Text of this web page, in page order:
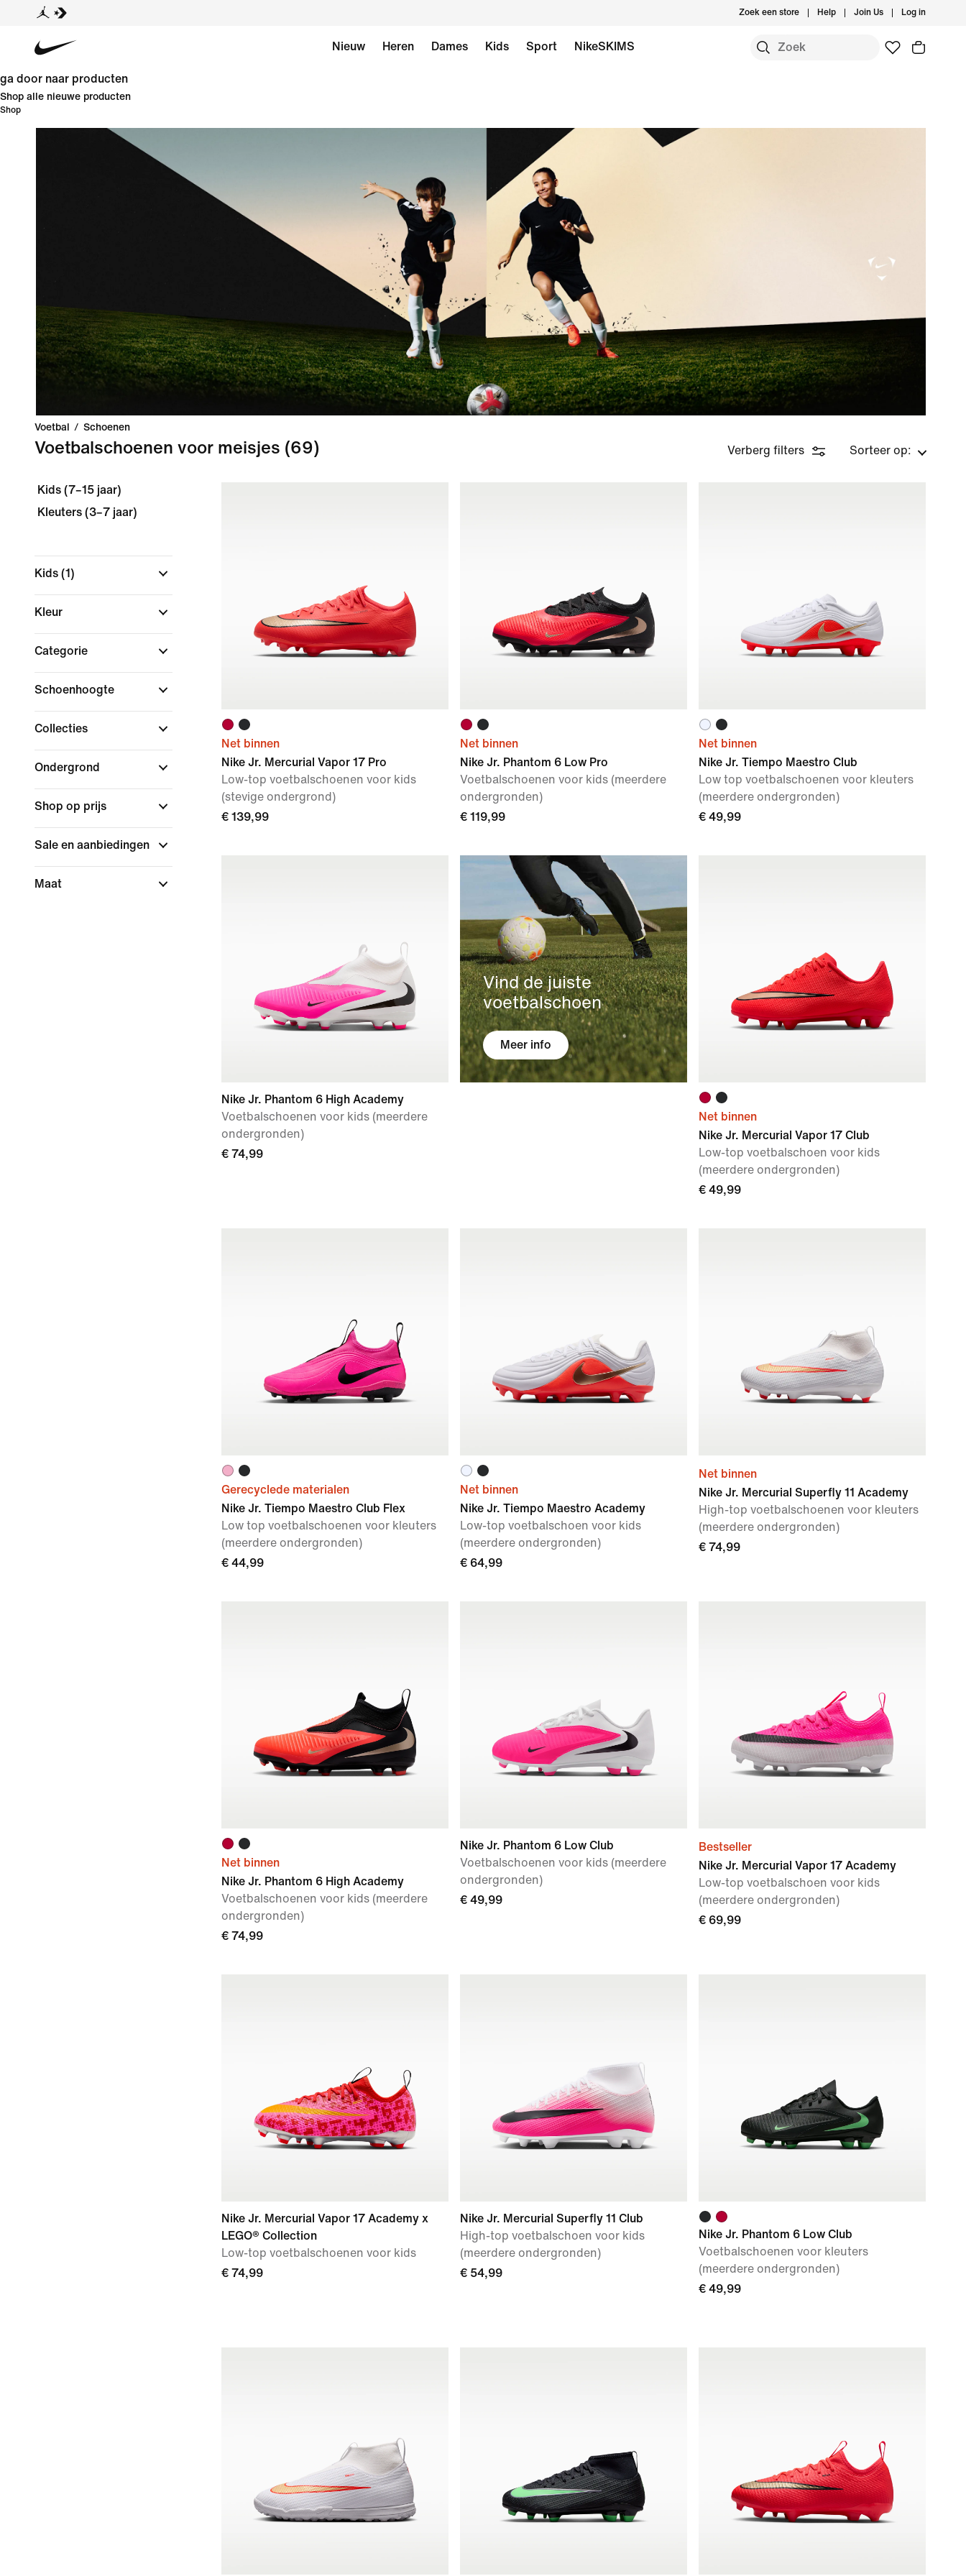
Zoek een store Help Join Us Log in
Nieuw Heren Dames Kids Sport NikeSKIMS
ga door naar producten
Shop alle nieuwe producten
Shop
Voetbal / Schoenen
Voetbalschoenen voor meisjes (69) Verberg filters Sorteer op:
Kids (7–15 jaar)
Kleuters (3–7 jaar)
Kids (1)
Kleur
Categorie
Schoenhoogte
Collecties
Ondergrond
Shop op prijs
Sale en aanbiedingen
Maat
Net binnen
Nike Jr. Mercurial Vapor 17 Pro
Low-top voetbalschoenen voor kids
(stevige ondergrond)
€ 139,99
Net binnen
Nike Jr. Phantom 6 Low Pro
Voetbalschoenen voor kids (meerdere
ondergronden)
€ 119,99
Net binnen
Nike Jr. Tiempo Maestro Club
Low top voetbalschoenen voor kleuters
(meerdere ondergronden)
€ 49,99
Nike Jr. Phantom 6 High Academy
Voetbalschoenen voor kids (meerdere
ondergronden)
€ 74,99
Vind de juiste
voetbalschoen
Meer info
Net binnen
Nike Jr. Mercurial Vapor 17 Club
Low-top voetbalschoen voor kids
(meerdere ondergronden)
€ 49,99
Gerecyclede materialen
Nike Jr. Tiempo Maestro Club Flex
Low top voetbalschoenen voor kleuters
(meerdere ondergronden)
€ 44,99
Net binnen
Nike Jr. Tiempo Maestro Academy
Low-top voetbalschoen voor kids
(meerdere ondergronden)
€ 64,99
Net binnen
Nike Jr. Mercurial Superfly 11 Academy
High-top voetbalschoenen voor kleuters
(meerdere ondergronden)
€ 74,99
Net binnen
Nike Jr. Phantom 6 High Academy
Voetbalschoenen voor kids (meerdere
ondergronden)
€ 74,99
Nike Jr. Phantom 6 Low Club
Voetbalschoenen voor kids (meerdere
ondergronden)
€ 49,99
Bestseller
Nike Jr. Mercurial Vapor 17 Academy
Low-top voetbalschoen voor kids
(meerdere ondergronden)
€ 69,99
Nike Jr. Mercurial Vapor 17 Academy x
LEGO® Collection
Low-top voetbalschoenen voor kids
€ 74,99
Nike Jr. Mercurial Superfly 11 Club
High-top voetbalschoen voor kids
(meerdere ondergronden)
€ 54,99
Nike Jr. Phantom 6 Low Club
Voetbalschoenen voor kleuters
(meerdere ondergronden)
€ 49,99